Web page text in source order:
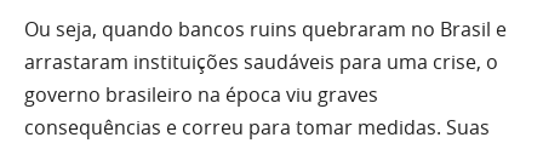
Ou seja, quando bancos ruins quebraram no Brasil e
arrastaram instituições saudáveis para uma crise, o
governo brasileiro na época viu graves
consequências e correu para tomar medidas. Suas